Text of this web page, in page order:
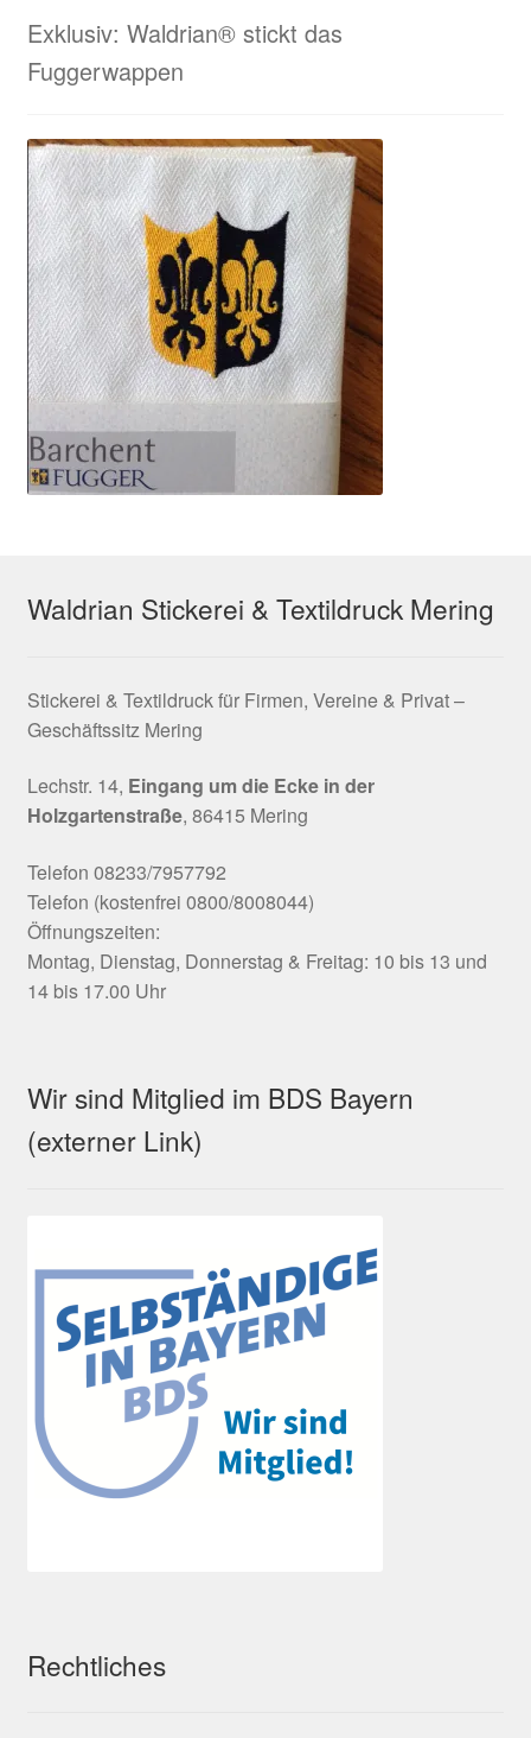
Exklusiv: Waldrian® stickt das
Fuggerwappen
Waldrian Stickerei & Textildruck Mering
Stickerei & Textildruck für Firmen, Vereine & Privat –
Geschäftssitz Mering
Lechstr. 14, Eingang um die Ecke in der
Holzgartenstraße, 86415 Mering
Telefon 08233/7957792
Telefon (kostenfrei 0800/8008044)
Öffnungszeiten:
Montag, Dienstag, Donnerstag & Freitag: 10 bis 13 und
14 bis 17.00 Uhr
Wir sind Mitglied im BDS Bayern
(externer Link)
Rechtliches